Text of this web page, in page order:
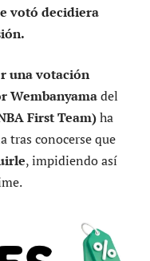
votó decidiera
una votación
Wembanyamadel
First Team)ha
tras conocerse que
, impidiendo así